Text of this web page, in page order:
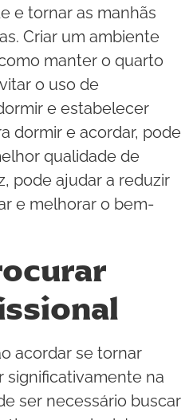
e tornar as manhãs
Criar um ambiente
manter o quarto
o uso de
e estabelecer
dormir e acordar, pode
qualidade de
pode ajudar a reduzir
e melhorar o bem-
acordar se tornar
significativamente na
ser necessário buscar